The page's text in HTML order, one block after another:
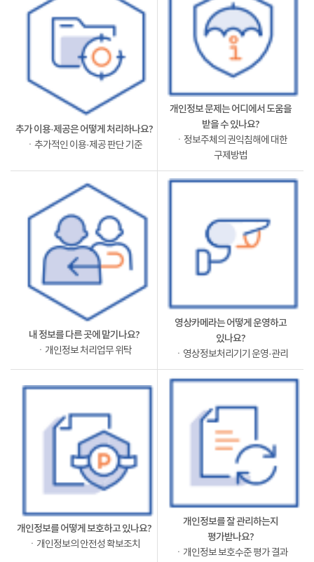
추가 이용·제공은 어떻게 처리하나요?
ㆍ추가적인 이용·제공 판단 기준
개인정보 문제는 어디에서 도움을
받을 수 있나요?
ㆍ정보주체의 권익침해에 대한
구제방법
내 정보를 다른 곳에 맡기나요?
ㆍ개인정보 처리업무 위탁
영상카메라는 어떻게 운영하고
있나요?
ㆍ영상정보처리기기 운영·관리
개인정보를 어떻게 보호하고 있나요?
ㆍ개인정보의 안전성 확보조치
개인정보를 잘 관리하는지
평가받나요?
ㆍ개인정보 보호수준 평가 결과